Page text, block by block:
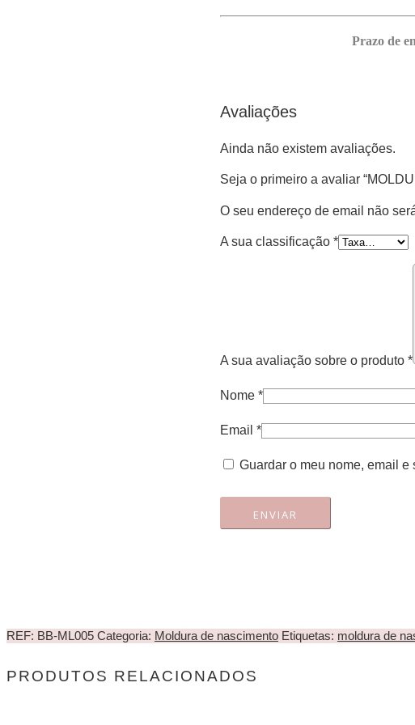
Prazo de
Avaliações
Ainda não existem avaliações.
Seja o primeiro a avaliar
O seu endereço de email não
A sua classificação *
A sua avaliação sobre o produto *
Nome *
Email *
Guardar o meu nome, email
REF: BB-ML005 Categoria: Moldura de nascimento Etiquetas: moldura de
PRODUTOS RELACIONADOS